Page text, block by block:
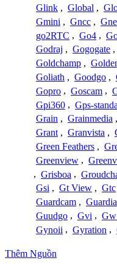
Glink , Global ,
Gmini , Gncc ,
go2RTC , Go4 ,
Godraj , Gogogate ,
Goldchamp ,
Goliath , Goodgo ,
Gopro , Goscam ,
Gpi360 , Gps-
Grain , Grainmedia ,
Grant , Granvista ,
Green Feathers ,
Greenview ,
, Grisboa ,
Gsi , Gt View , Gtc
Guardcam ,
Guudgo , Gvi ,
Gynoii , Gyration ,
Thêm Nguồn